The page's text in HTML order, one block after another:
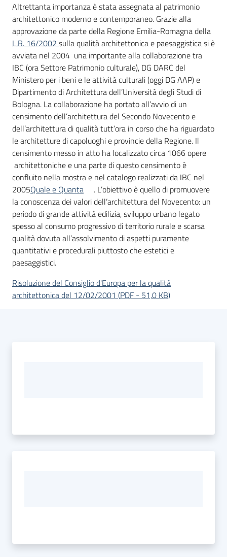
Altrettanta importanza è stata assegnata al patrimonio
architettonico moderno e contemporaneo. Grazie alla
approvazione da parte della Regione Emilia-Romagna della
L.R. 16/2002 sulla qualità architettonica e paesaggistica si è
avviata nel 2004 una importante alla collaborazione tra
IBC (ora Settore Patrimonio culturale), DG DARC del
Ministero per i beni e le attività culturali (oggi DG AAP) e
Dipartimento di Architettura dell’Università degli Studi di
Bologna. La collaborazione ha portato all’avvio di un
censimento dell’architettura del Secondo Novecento e
dell’architettura di qualità tutt’ora in corso che ha riguardato
le architetture di capoluoghi e provincie della Regione. Il
censimento messo in atto ha localizzato circa 1066 opere
architettoniche e una parte di questo censimento è
confluito nella mostra e nel catalogo realizzati da IBC nel
2005Quale e Quanta
. L’obiettivo è quello di promuovere
la conoscenza dei valori dell’architettura del Novecento: un
periodo di grande attività edilizia, sviluppo urbano legato
spesso al consumo progressivo di territorio rurale e scarsa
qualità dovuta all’assolvimento di aspetti puramente
quantitativi e procedurali piuttosto che estetici e
paesaggistici.
Risoluzione del Consiglio d'Europa per la qualità
architettonica del 12/02/2001 (PDF - 51,0 KB)